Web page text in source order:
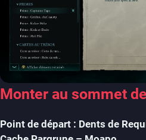
Monter au sommet
Point de départ : Dents de